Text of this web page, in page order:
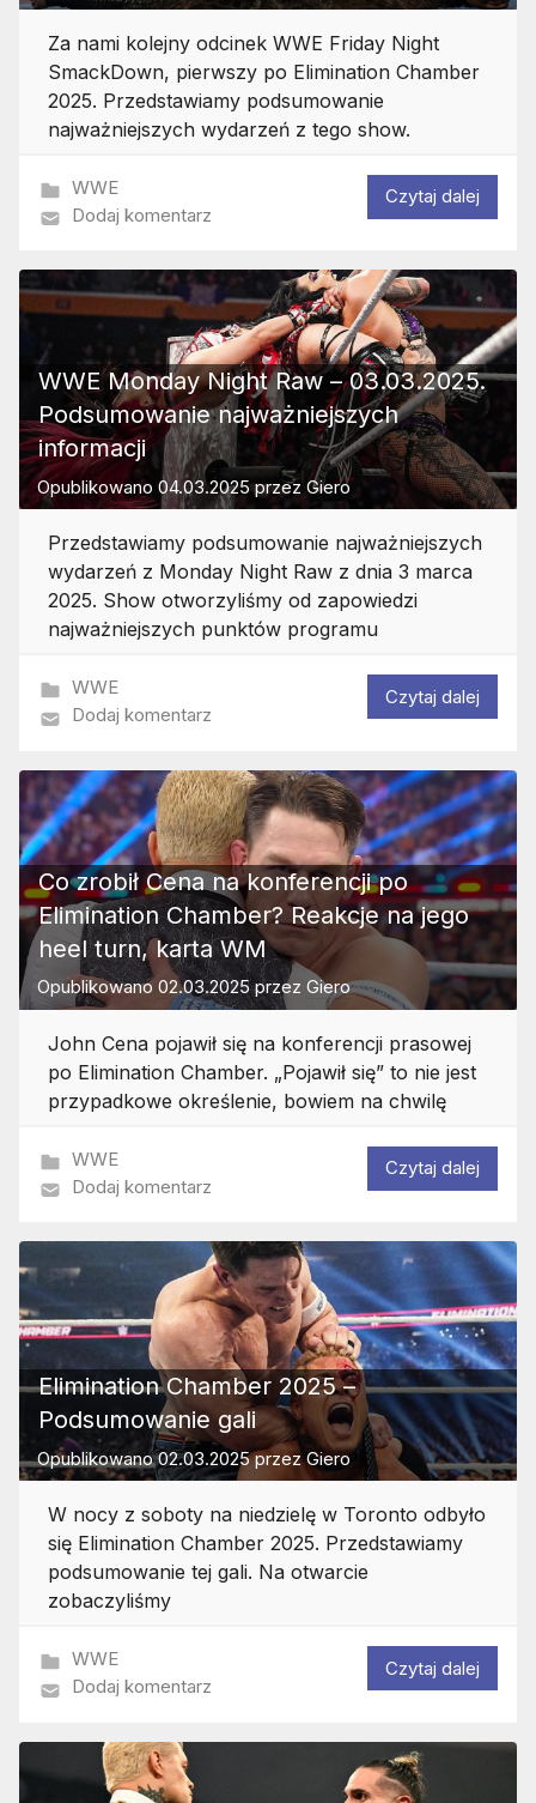
Za nami kolejny odcinek WWE Friday Night
SmackDown, pierwszy po Elimination Chamber
2025. Przedstawiamy podsumowanie
najważniejszych wydarzeń z tego show.
WWE
Dodaj komentarz
Czytaj dalej
WWE Monday Night Raw – 03.03.2025.
Podsumowanie najważniejszych
informacji
Opublikowano 04.03.2025przez Giero
Przedstawiamy podsumowanie najważniejszych
wydarzeń z Monday Night Raw z dnia 3 marca
2025. Show otworzyliśmy od zapowiedzi
najważniejszych punktów programu
WWE
Dodaj komentarz
Czytaj dalej
Co zrobił Cena na konferencji po
Elimination Chamber? Reakcje na jego
heel turn, karta WM
Opublikowano 02.03.2025przez Giero
John Cena pojawił się na konferencji prasowej
po Elimination Chamber. „Pojawił się” to nie jest
przypadkowe określenie, bowiem na chwilę
WWE
Dodaj komentarz
Czytaj dalej
Elimination Chamber 2025 –
Podsumowanie gali
Opublikowano02.03.2025przezGiero
W nocy z soboty na niedzielę w Toronto odbyło
się Elimination Chamber 2025. Przedstawiamy
podsumowanie tej gali. Na otwarcie
zobaczyliśmy
WWE
Dodaj komentarz
Czytaj dalej